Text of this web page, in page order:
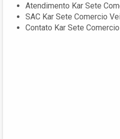
Atendimento Kar Sete
SAC Kar Sete Comercio
Contato Kar Sete